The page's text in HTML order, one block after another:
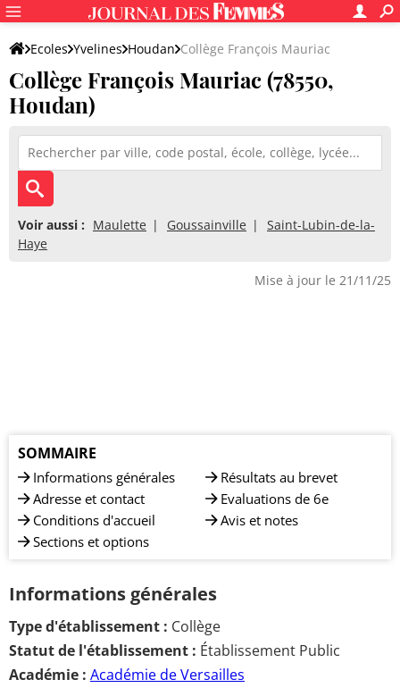
Ecoles Yvelines Houdan Collège François Mauriac
Collège François Mauriac (78550,
Houdan)
Voir aussi : Maulette Goussainville
Saint-Lubin-de-la-
Haye
Mise à jour le 21/11/25
SOMMAIRE
Informations générales
Adresse et contact
Conditions d'accueil
Sections et options
Résultats au brevet
Evaluations de 6e
Avis et notes
Informations générales
Type d'établissement : Collège
Statut de l'établissement : Établissement Public
Académie : Académie de Versailles